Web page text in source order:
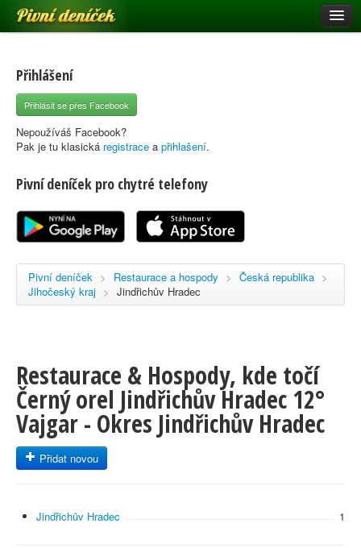
Pivní deníček
Pivní mapa
Pivní značky
Nápověda
Registrace
Přihlášení
Přihlásit se přes Facebook
Nepoužíváš Facebook?
Pak je tu klasická registrace a přihlašení.
Pivní deníček pro chytré telefony
Pivní deníček > Restaurace a hospody > Česká republika >
Jihočeský kraj > Jindřichův Hradec
Restaurace & Hospody, kde točí
Černý orel Jindřichův Hradec 12°
Vajgar - Okres Jindřichův Hradec
Přidat novou
Jindřichův Hradec 1